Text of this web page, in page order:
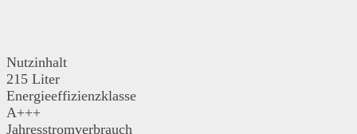
Nutzinhalt
215 Liter
Energieeffizienzklasse
A+++
Jahresstromverbrauch